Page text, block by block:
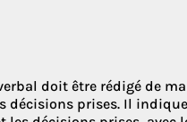
doit être rédigé de
décisions prises. Il